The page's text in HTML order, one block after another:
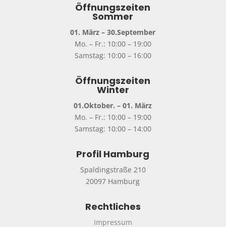
Öffnungszeiten
Sommer
01. März – 30.September
Mo. – Fr.: 10:00 – 19:00
Samstag: 10:00 – 16:00
Öffnungszeiten
Winter
01.Oktober. – 01. März
Mo. – Fr.: 10:00 – 19:00
Samstag: 10:00 – 14:00
Profil Hamburg
Spaldingstraße 210
20097 Hamburg
Rechtliches
Impressum